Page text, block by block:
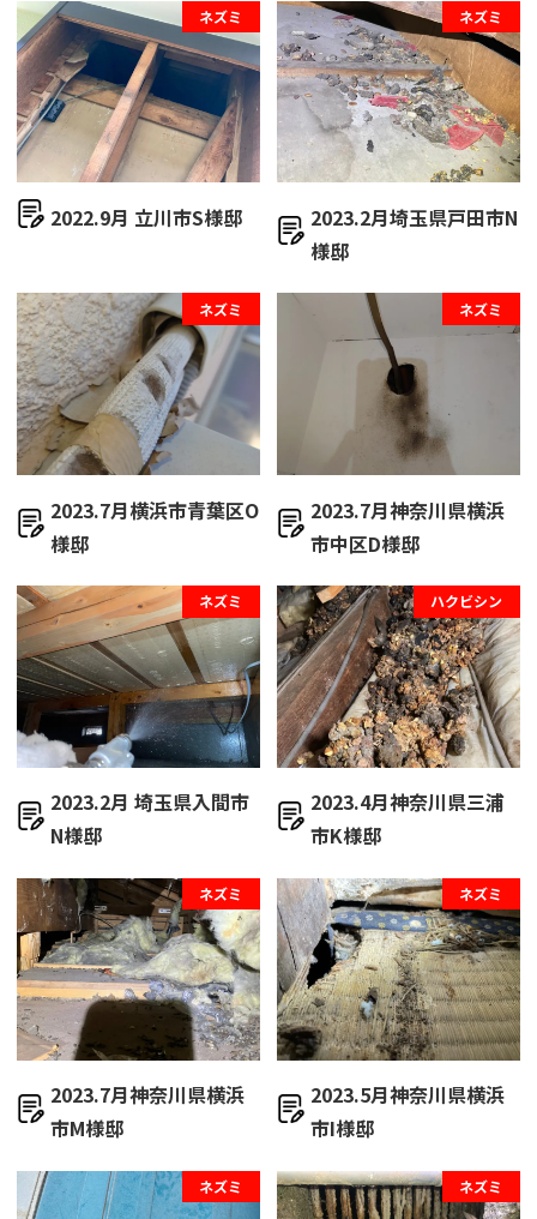
ネズミ
2022.9月 立川市S様邸
ネズミ
2023.2月埼玉県戸田市N
様邸
ネズミ
2023.7月横浜市青葉区O
様邸
ネズミ
2023.7月神奈川県横浜
市中区D様邸
ネズミ
2023.2月 埼玉県入間市
N様邸
ハクビシン
2023.4月神奈川県三浦
市K様邸
ネズミ
2023.7月神奈川県横浜
市M様邸
ネズミ
2023.5月神奈川県横浜
市I様邸
ネズミ ネズミ